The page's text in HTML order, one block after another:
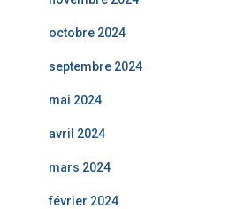
octobre 2024
septembre 2024
mai 2024
avril 2024
mars 2024
février 2024